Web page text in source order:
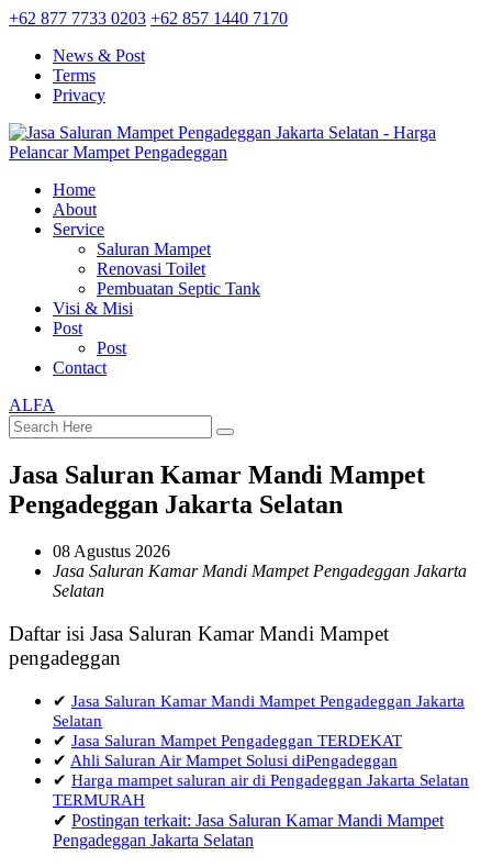
+62 877 7733 0203 +62 857 1440 7170
News & Post
Terms
Privacy
Home
About
Service
Saluran Mampet
Renovasi Toilet
Pembuatan Septic Tank
Visi & Misi
Post
Post
Contact
ALFA
Jasa Saluran Kamar Mandi Mampet
Pengadeggan Jakarta Selatan
08 Agustus 2026
Jasa Saluran Kamar Mandi Mampet Pengadeggan Jakarta
Selatan
Daftar isi Jasa Saluran Kamar Mandi Mampet
pengadeggan
✔ Jasa Saluran Kamar Mandi Mampet Pengadeggan Jakarta
Selatan
✔ Jasa Saluran Mampet Pengadeggan TERDEKAT
✔ Ahli Saluran Air Mampet Solusi diPengadeggan
✔ Harga mampet saluran air di Pengadeggan Jakarta Selatan
TERMURAH
✔ Postingan terkait: Jasa Saluran Kamar Mandi Mampet
Pengadeggan Jakarta Selatan